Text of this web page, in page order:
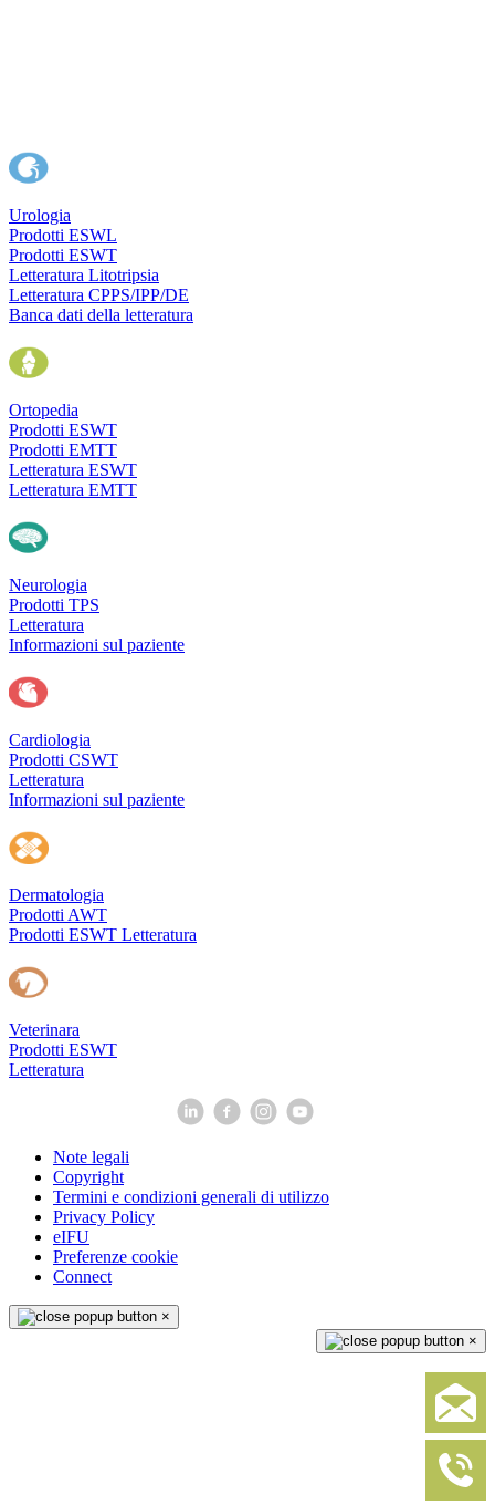
Urologia
Prodotti ESWL
Prodotti ESWT
Letteratura Litotripsia
Letteratura CPPS/IPP/DE
Banca dati della letteratura
Ortopedia
Prodotti ESWT
Prodotti EMTT
Letteratura ESWT
Letteratura EMTT
Neurologia
Prodotti TPS
Letteratura
Informazioni sul paziente
Cardiologia
Prodotti CSWT
Letteratura
Informazioni sul paziente
Dermatologia
Prodotti AWT
Prodotti ESWT Letteratura
Veterinara
Prodotti ESWT
Letteratura
Note legali
Copyright
Termini e condizioni generali di utilizzo
Privacy Policy
eIFU
Preferenze cookie
Connect
×
×